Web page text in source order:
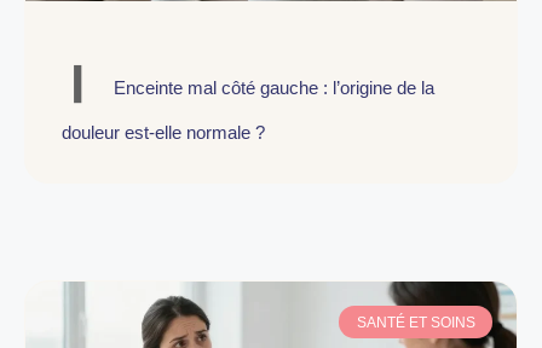
Enceinte mal côté gauche : l’origine de la
douleur est-elle normale ?
SANTÉ ET SOINS